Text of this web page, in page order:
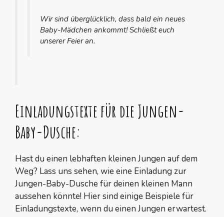
Wir sind überglücklich, dass bald ein neues
Baby-Mädchen ankommt! Schließt euch
unserer Feier an.
Einladungstexte für die Jungen-
Baby-Dusche:
Hast du einen lebhaften kleinen Jungen auf dem
Weg? Lass uns sehen, wie eine Einladung zur
Jungen-Baby-Dusche für deinen kleinen Mann
aussehen könnte! Hier sind einige Beispiele für
Einladungstexte, wenn du einen Jungen erwartest.